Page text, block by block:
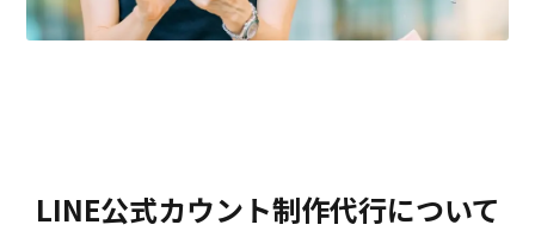
LINE公式カウント制作代行について